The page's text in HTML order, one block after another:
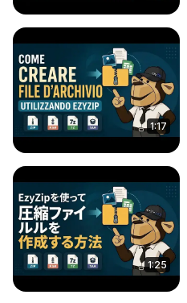
1:17
1:25